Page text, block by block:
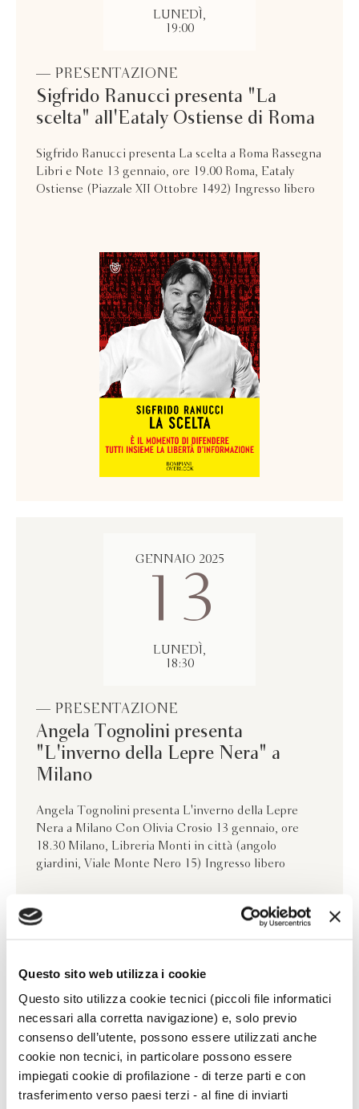
Questo sito web utilizza i cookie
Questo sito utilizza cookie tecnici (piccoli file informatici
necessari alla corretta navigazione) e, solo previo
consenso dell’utente, possono essere utilizzati anche
cookie non tecnici, in particolare possono essere
impiegati cookie di profilazione - di terze parti e con
trasferimento verso paesi terzi - al fine di inviarti
LUNEDÌ,
19:00
— PRESENTAZIONE
Sigfrido Ranucci presenta "La
scelta" all'Eataly Ostiense di Roma
Sigfrido Ranucci presenta La scelta a Roma Rassegna
Libri e Note 13 gennaio, ore 19.00 Roma, Eataly
Ostiense (Piazzale XII Ottobre 1492) Ingresso libero
GENNAIO 2025
13
LUNEDÌ,
18:30
— PRESENTAZIONE
Angela Tognolini presenta
"L'inverno della Lepre Nera" a
Milano
Angela Tognolini presenta L'inverno della Lepre
Nera a Milano Con Olivia Crosio 13 gennaio, ore
18.30 Milano, Libreria Monti in città (angolo
giardini, Viale Monte Nero 15) Ingresso libero